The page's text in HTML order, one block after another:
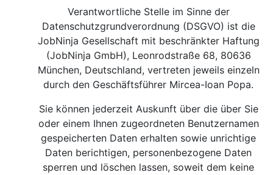
Verantwortliche Stelle im Sinne der
Datenschutzgrundverordnung (DSGVO) ist die
JobNinja Gesellschaft mit beschränkter Haftung
(JobNinja GmbH), Leonrodstraße 68, 80636
München, Deutschland, vertreten jeweils einzeln
durch den Geschäftsführer Mircea-Ioan Popa.
Sie können jederzeit Auskunft über die über Sie
oder einem Ihnen zugeordneten Benutzernamen
gespeicherten Daten erhalten sowie unrichtige
Daten berichtigen, personenbezogene Daten
sperren und löschen lassen, soweit dem keine